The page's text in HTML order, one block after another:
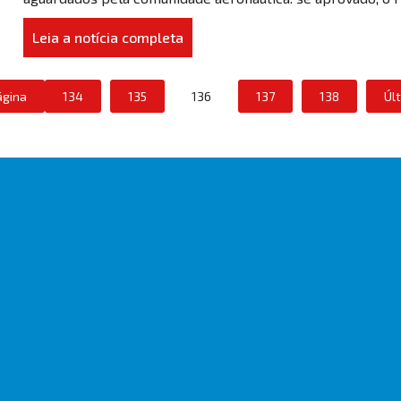
Leia a notícia completa
134 135 136 137 138